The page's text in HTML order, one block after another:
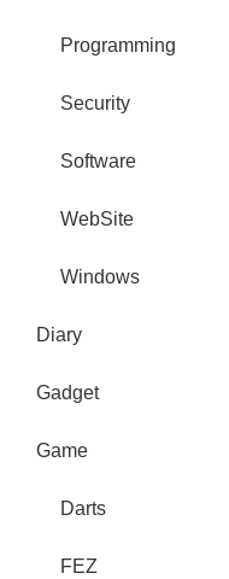
Programming
Security
Software
WebSite
Windows
Diary
Gadget
Game
Darts
FEZ